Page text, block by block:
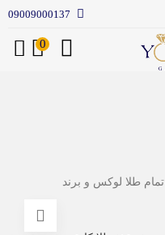
09009000137
0
تمام طلا لوکس و برند